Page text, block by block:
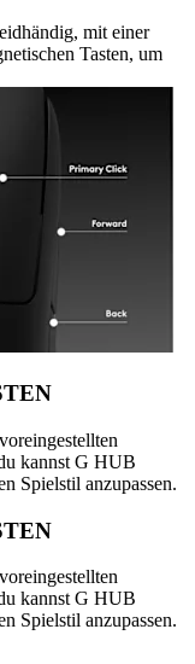
mit einer
Tasten, um
kannst G HUB
Spielstil anzupassen.
kannst G HUB
Spielstil anzupassen.